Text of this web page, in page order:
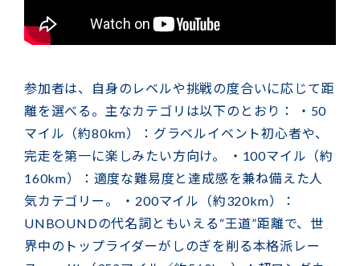
参加者は、自身のレベルや挑戦の度合いに応じて距
離を選べる。主なカテゴリは以下のとおり： ・50
マイル（約80km）：グラベルイベント初心者や、
完走を第一に楽しみたい方向け。 ・100マイル（約
160km）：適度な難易度と達成感を兼ね備えた人
気カテゴリー。 ・200マイル（約320km）：
UNBOUNDの代名詞ともいえる“王道”距離で、世
界中のトップライダーがしのぎを削る本格派レー